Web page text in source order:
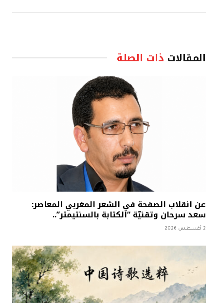
المقالات ذات الصلة
عن انقلاب الصفحة في الشعر المغربي المعاصر:
سعد سرحان وتقنيّة “الكتابة بالسنتيمتر”..
2 أغسطس 2026